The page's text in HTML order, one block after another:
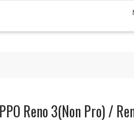
Reno 3(Non Pro) /